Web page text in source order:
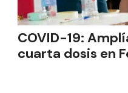
COVID-19:
cuarta dosis en